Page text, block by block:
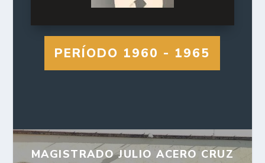
PERÍODO 1960 - 1965
MAGISTRADO JULIO ACERO CRUZ